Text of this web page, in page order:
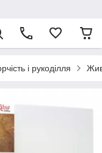
і рукоділля